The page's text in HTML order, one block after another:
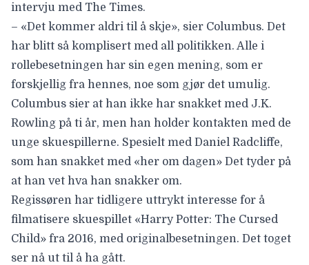
intervju med The Times.
– «Det kommer aldri til å skje», sier Columbus. Det
har blitt så komplisert med all politikken. Alle i
rollebesetningen har sin egen mening, som er
forskjellig fra hennes, noe som gjør det umulig.
Columbus sier at han ikke har snakket med J.K.
Rowling på ti år, men han holder kontakten med de
unge skuespillerne. Spesielt med Daniel Radcliffe,
som han snakket med «her om dagen» Det tyder på
at han vet hva han snakker om.
Regissøren har tidligere uttrykt interesse for å
filmatisere skuespillet «Harry Potter: The Cursed
Child» fra 2016, med originalbesetningen. Det toget
ser nå ut til å ha gått.